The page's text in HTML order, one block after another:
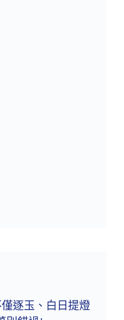
僅逐玉、白日提燈